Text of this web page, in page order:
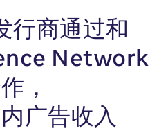
行商通过和
Network
，
广告收入